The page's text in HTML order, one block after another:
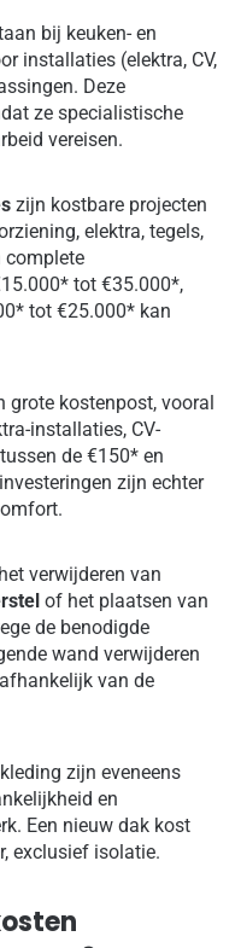
bij keuken- en
installaties (elektra, CV,
Deze
ze specialistische
vereisen.
zijn kostbare projecten
elektra, tegels,
complete
tot €35.000*,
tot €25.000* kan
grote kostenpost, vooral
installaties, CV-
de €150* en
zijn echter
verwijderen van
of het plaatsen van
de benodigde
wand verwijderen
van de
zijn eveneens
en
Een nieuw dak kost
exclusief isolatie.